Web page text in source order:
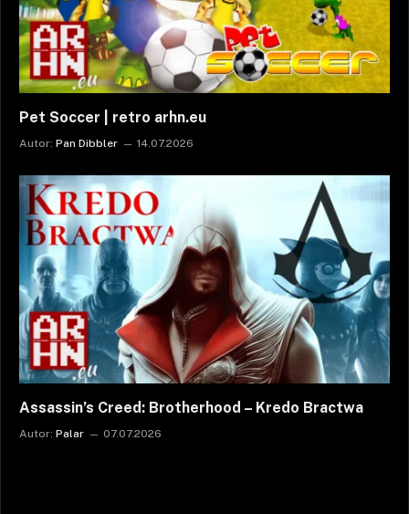
Pet Soccer | retro arhn.eu
Autor: Pan Dibbler 14.07.2026
Assassin’s Creed: Brotherhood – Kredo Bractwa
Autor: Palar 07.07.2026